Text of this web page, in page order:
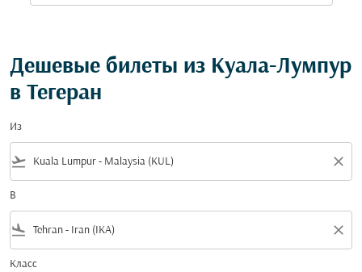
Дешевые билеты из Куала-Лумпур
в Тегеран
Из
flight_takeoff close
В
flight_land close
Класс